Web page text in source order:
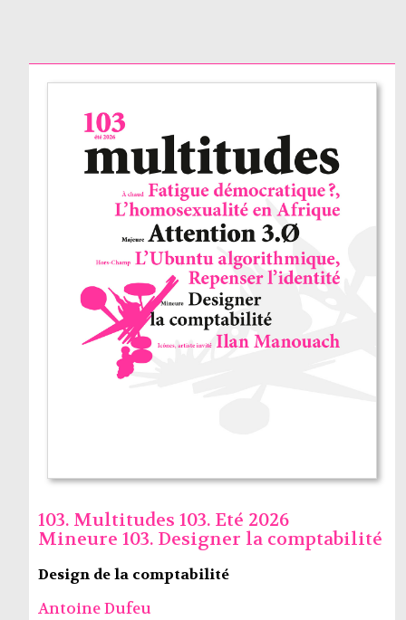
103. Multitudes 103. Eté 2026
Mineure 103. Designer la comptabilité
Design de la comptabilité
Antoine Dufeu